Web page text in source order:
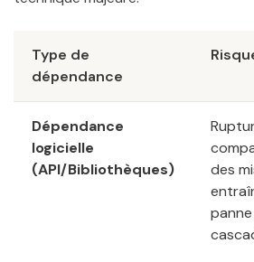
Type de
dépendance
Dépendance
logicielle
(API/Bibliothèques)
des